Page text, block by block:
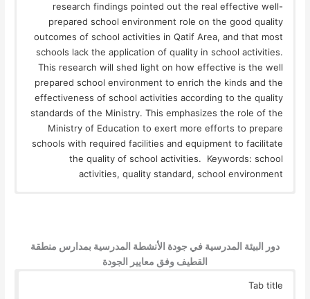
research findings pointed out the real effective well-
prepared school environment role on the good quality
outcomes of school activities in Qatif Area, and that most
schools lack the application of quality in school activities.
This research will shed light on how effective is the well
prepared school environment to enrich the kinds and the
effectiveness of school activities according to the quality
standards of the Ministry. This emphasizes the role of the
Ministry of Education to exert more efforts to prepare
schools with required facilities and equipment to facilitate
the quality of school activities. Keywords: school
activities, quality standard, school environment
دور البيئة المدرسية في جودة الأنشطة المدرسية بمدارس منطقة
القطيف وفق معايير الجودة
Tab title